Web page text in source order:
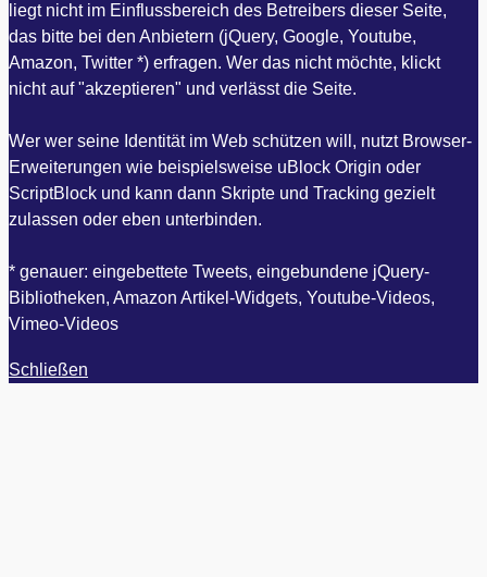
liegt nicht im Einflussbereich des Betreibers dieser Seite,
das bitte bei den Anbietern (jQuery, Google, Youtube,
Amazon, Twitter *) erfragen. Wer das nicht möchte, klickt
nicht auf "akzeptieren" und verlässt die Seite.
Wer wer seine Identität im Web schützen will, nutzt Browser-
Erweiterungen wie beispielsweise uBlock Origin oder
ScriptBlock und kann dann Skripte und Tracking gezielt
zulassen oder eben unterbinden.
* genauer: eingebettete Tweets, eingebundene jQuery-
Bibliotheken, Amazon Artikel-Widgets, Youtube-Videos,
Vimeo-Videos
Schließen